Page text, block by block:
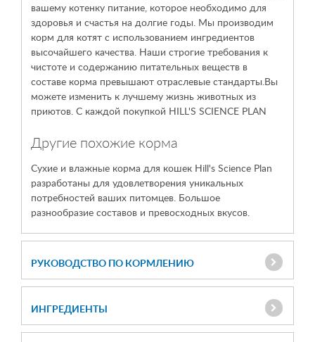
вашему котенку питание, которое необходимо для
здоровья и счастья на долгие годы. Мы производим
корм для котят с использованием ингредиентов
высочайшего качества. Наши строгие требования к
чистоте и содержанию питательных веществ в
составе корма превышают отраслевые стандарты.Вы
можете изменить к лучшему жизнь животных из
приютов. С каждой покупкой HILL'S SCIENCE PLAN
Другие похожие корма
Сухие и влажные корма для кошек Hill's Science Plan
разработаны для удовлетворения уникальных
потребностей ваших питомцев. Большое
разнообразие составов и превосходных вкусов.
РУКОВОДСТВО ПО КОРМЛЕНИЮ
ИНГРЕДИЕНТЫ